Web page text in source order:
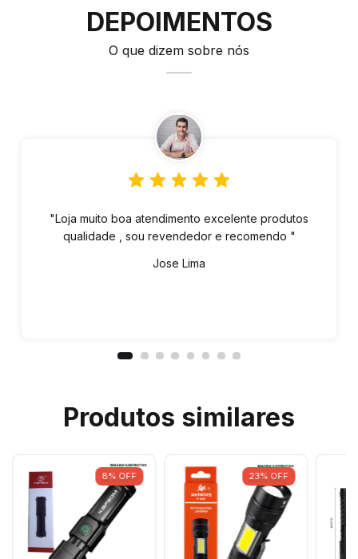
DEPOIMENTOS
O que dizem sobre nós
"Loja muito boa atendimento excelente produtos
qualidade , sou revendedor e recomendo "
Jose Lima
Produtos similares
8% OFF 23% OFF